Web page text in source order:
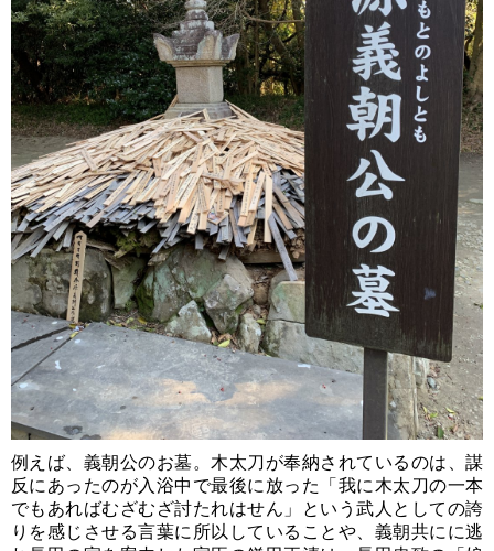
例えば、義朝公のお墓。木太刀が奉納されているのは、謀
反にあったのが入浴中で最後に放った「我に木太刀の一本
でもあればむざむざ討たれはせん」という武人としての誇
りを感じさせる言葉に所以していることや、義朝共にに逃